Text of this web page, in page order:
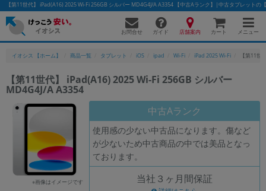
【第11世代】 iPad(A16) 2025 Wi-Fi 256GB シルバー MD4G4J/A A3354 【中古Aランク】|中古タブレットの
お問合せ ガイド 店舗案内 カート メニュー
イオシス 【ホーム】 商品一覧 タブレット iOS ipad Wi-Fi iPad 2025 Wi-Fi 【第11
【第11世代】 iPad(A16) 2025 Wi-Fi 256GB シルバー
MD4G4J/A A3354
※画像はイメージです
中古Aランク
使用感の少ない中古品になります。傷など
が少ないため中古商品の中では美品となっ
ております。
当社３ヶ月間保証
かんたんパソコン検索に切り替える
フリーワード
除外ワード
人気の検索ワード： Let's note